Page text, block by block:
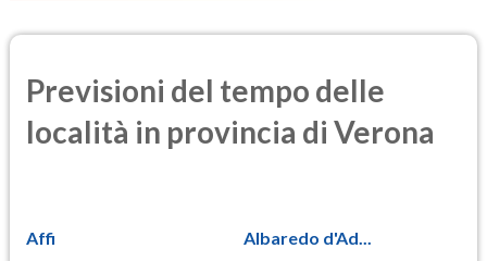
Previsioni del tempo delle
località in provincia di Verona
Affi Albaredo d'Ad...